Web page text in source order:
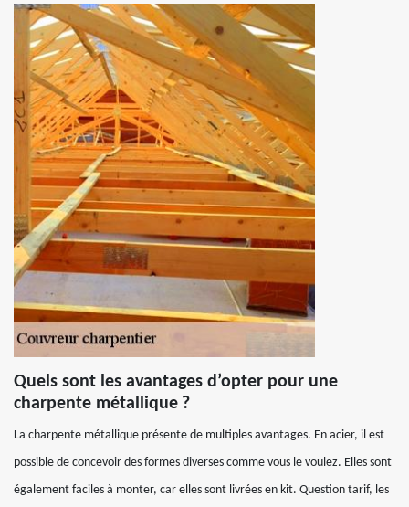
Quels sont les avantages d’opter pour une
charpente métallique ?
La charpente métallique présente de multiples avantages. En acier, il est
possible de concevoir des formes diverses comme vous le voulez. Elles sont
également faciles à monter, car elles sont livrées en kit. Question tarif, les